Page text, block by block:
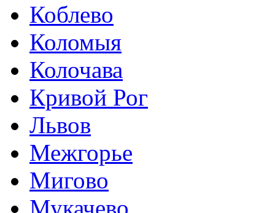
Коблево
Коломыя
Колочава
Кривой Рог
Львов
Межгорье
Мигово